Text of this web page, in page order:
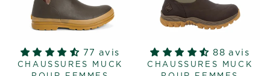
77 avis
CHAUSSURES MUCK
88 avis
CHAUSSURES MUCK